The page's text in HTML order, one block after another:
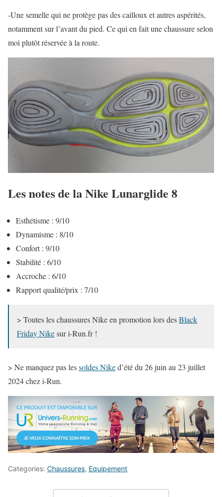
-Une semelle qui ne protège pas des cailloux et autres aspérités,
notamment sur l’avant du pied. Ce qui en fait une chaussure selon
moi plutôt réservée à la route.
Les notes de la Nike Lunarglide 8
Esthétisme : 9/10
Dynamisme : 8/10
Confort : 9/10
Stabilité : 6/10
Accroche : 6/10
Rapport qualité/prix : 7/10
> Toutes les chaussures Nike en promotion lors desBlack
Friday Nikesur i-Run.fr !
> Ne manquez pas lessoldes Niked’été du 26 juin au 23 juillet
2024 chez i-Run.
Categories: Chaussures, Equipement